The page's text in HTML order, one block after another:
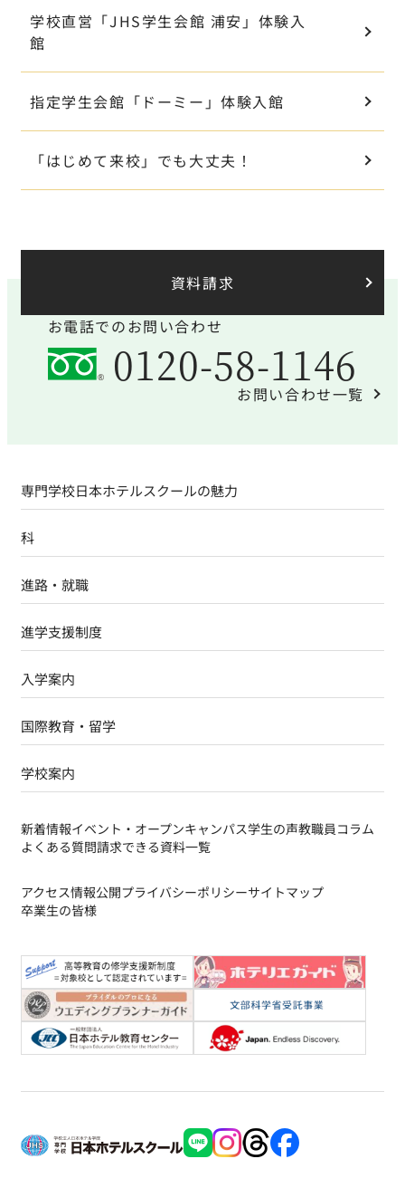
学校直営「JHS学生会館 浦安」体験入
館
指定学生会館「ドーミー」体験入館
「はじめて来校」でも大丈夫！
資料請求
お電話でのお問い合わせ
0120-58-1146
お問い合わせ一覧
専門学校日本ホテルスクールの魅力
科
進路・就職
進学支援制度
入学案内
国際教育・留学
学校案内
新着情報イベント・オープンキャンパス学生の声教職員コラム
よくある質問請求できる資料一覧
アクセス情報公開プライバシーポリシーサイトマップ
卒業生の皆様